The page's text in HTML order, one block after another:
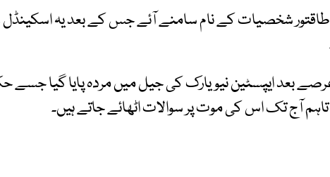
شخصیات کے نام سامنے آئے جس کے بعد یہ اسکینڈل
بعد ایپسٹین نیویارک کی جیل میں مردہ پایا گیا جسے
آج تک اس کی موت پر سوالات اٹھائے جاتے ہیں۔